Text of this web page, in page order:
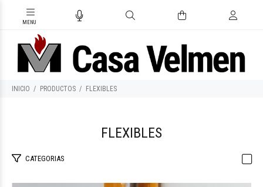
INICIO PRODUCTOS FLEXIBLES
FLEXIBLES
CATEGORIAS